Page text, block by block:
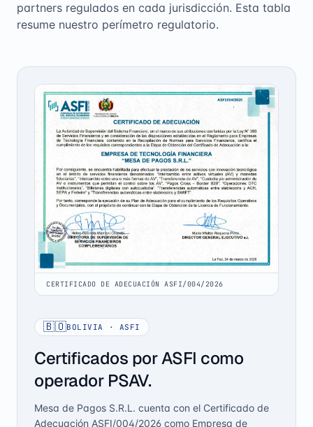
partners regulados en cada jurisdicción. Esta tabla
resume nuestro perímetro regulatorio.
CERTIFICADO DE ADECUACIÓN ASFI/004/2026
🇧🇴BOLIVIA · ASFI
Certificados por ASFI como
operador PSAV.
Mesa de Pagos S.R.L. cuenta con el Certificado de
Adecuación ASFI/004/2026 como Empresa de